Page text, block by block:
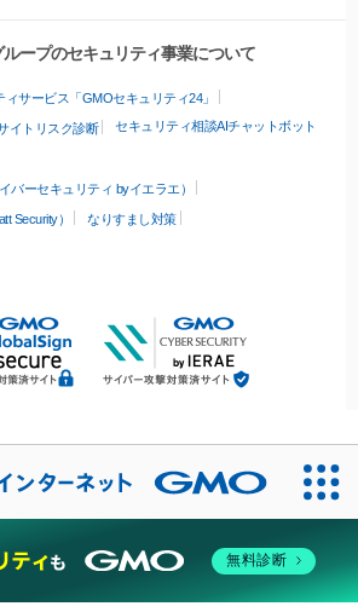
ープのセキュリティ事業について
サービス「GMOセキュリティ24」
イトリスク診断 セキュリティ相談AIチャットボット
バーセキュリティ byイエラエ）
Security）
なりすまし対策
無料診断